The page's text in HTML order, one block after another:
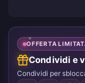
OFFERTA
Condividi e
Condividi per